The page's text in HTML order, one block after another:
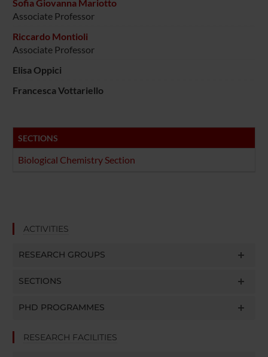
Sofia Giovanna Mariotto
Associate Professor
Riccardo Montioli
Associate Professor
Elisa Oppici
Francesca Vottariello
SECTIONS
Biological Chemistry Section
ACTIVITIES
RESEARCH GROUPS
SECTIONS
PHD PROGRAMMES
RESEARCH FACILITIES